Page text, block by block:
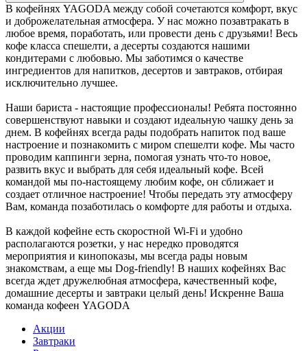
В кофейнях YAGODA между собой сочетаются комфорт, вкус
и доброжелательная атмосфера. У нас можно позавтракать в
любое время, поработать, или провести день с друзьями! Весь
кофе класса спешелти, а десерты создаются нашими
кондитерами с любовью. Мы заботимся о качестве
ингредиентов для напитков, десертов и завтраков, отбирая
исключительно лучшее.
Наши бариста - настоящие профессионалы! Ребята постоянно
совершенствуют навыки и создают идеальную чашку день за
днем. В кофейнях всегда рады подобрать напиток под ваше
настроение и познакомить с миром спешелти кофе. Мы часто
проводим каппинги зерна, помогая узнать что-то новое,
развить вкус и выбрать для себя идеальный кофе. Всей
командой мы по-настоящему любим кофе, он сближает и
создает отличное настроение! Чтобы передать эту атмосферу
Вам, команда позаботилась о комфорте для работы и отдыха.
В каждой кофейне есть скоростной Wi-Fi и удобно
располагаются розетки, у нас нередко проводятся
мероприятия и кинопоказы, мы всегда рады новым
знакомствам, а еще мы Dog-friendly! В наших кофейнях Вас
всегда ждет дружелюбная атмосфера, качественный кофе,
домашние десерты и завтраки целый день! Искренне Ваша
команда кофеен YAGODA
Акции
Завтраки